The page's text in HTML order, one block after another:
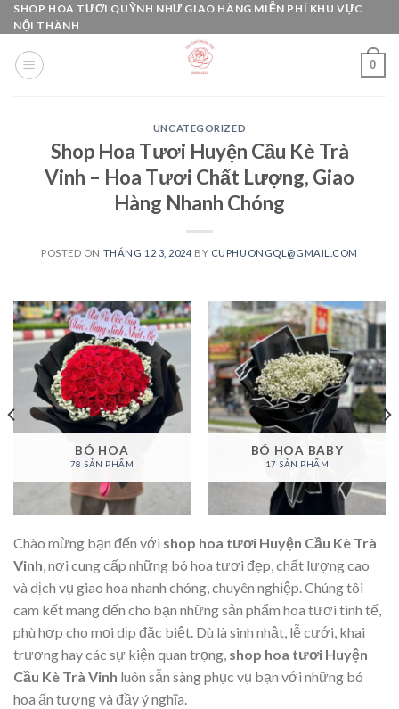
Skip
to
content
SHOP HOA TƯƠI QUỲNH NHƯ GIAO HÀNG MIỄN PHÍ KHU VỰC
NỘI THÀNH
0
UNCATEGORIZED
Shop Hoa Tươi Huyện Cầu Kè Trà
Vinh – Hoa Tươi Chất Lượng, Giao
Hàng Nhanh Chóng
POSTED ON THÁNG 12 3, 2024 BY CUPHUONGQL@GMAIL.COM
BÓ HOA
78 SẢN PHẨM
BÓ HOA BABY
17 SẢN PHẨM
Chào mừng bạn đến với shop hoa tươi Huyện Cầu Kè Trà
Vinh, nơi cung cấp những bó hoa tươi đẹp, chất lượng cao
và dịch vụ giao hoa nhanh chóng, chuyên nghiệp. Chúng tôi
cam kết mang đến cho bạn những sản phẩm hoa tươi tinh tế,
phù hợp cho mọi dịp đặc biệt. Dù là sinh nhật, lễ cưới, khai
trương hay các sự kiện quan trọng, shop hoa tươi Huyện
Cầu Kè Trà Vinh luôn sẵn sàng phục vụ bạn với những bó
hoa ấn tượng và đầy ý nghĩa.